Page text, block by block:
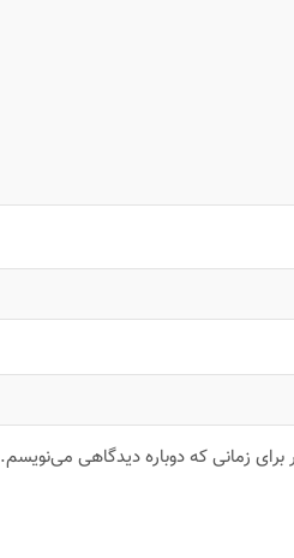
زمانی که دوباره دیدگاهی می‌نویسم.